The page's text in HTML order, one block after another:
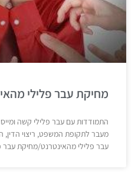
מחיקת עבר פלילי
התמודדות עם עבר פלילי קשה
מעבר לתקופת המשפט, ריצוי
עבר פלילי מהאינטרנט/מחיקת עבר